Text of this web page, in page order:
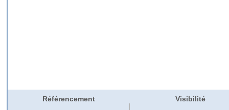
Référencement Visibilité